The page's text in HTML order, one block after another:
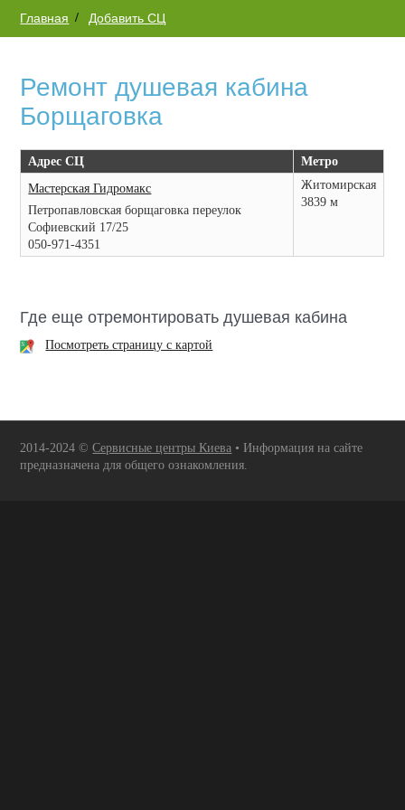
Главная Добавить СЦ
Ремонт душевая кабина
Борщаговка
Адрес СЦ
Метро
Мастерская Гидромакс
Петропавловская борщаговка переулок
Софиевский 17/25
050-971-4351
Житомирская
3839 м
Где еще отремонтировать душевая кабина
Посмотреть страницу с картой
2014-2024 ©Сервисные центры Киева • Информация на сайте
предназначена для общего ознакомления.